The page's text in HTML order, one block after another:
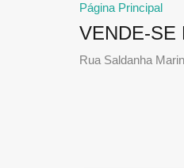
Página Principal
VENDE-SE
Rua Saldanha